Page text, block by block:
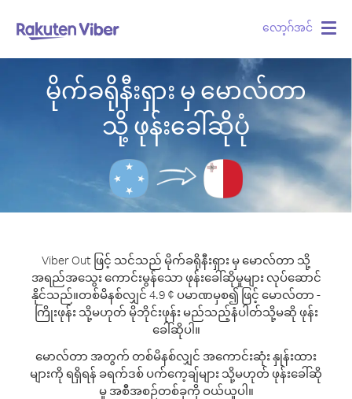
လော့ဂ်အင်
မိုက်ခရိုနီးရှား မှ မောလ်တာ
သို့ ဖုန်းခေါ်ဆိုပုံ
Viber Out ဖြင့် သင်သည် မိုက်ခရိုနီးရှား မှ မောလ်တာ သို့
အရည်အသွေး ကောင်းမွန်သော ဖုန်းခေါ်ဆိုမှုများ လုပ်ဆောင်
နိုင်သည်။တစ်မိနစ်လျှင် 4.9 ¢ ပမာဏမှစ၍ ဖြင့် မောလ်တာ -
ကြိုးဖုန်း သို့မဟုတ် မိုဘိုင်းဖုန်း မည်သည့်နံပါတ်သို့မဆို ဖုန်း
ခေါ်ဆိုပါ။
မောလ်တာ အတွက် တစ်မိနစ်လျှင် အကောင်းဆုံး နှုန်းထား
များကို ရရှိရန် ခရက်ဒစ် ပက်ကေ့ချ်များ သို့မဟုတ် ဖုန်းခေါ်ဆို
မှု အစီအစဉ်တစ်ခုကို ဝယ်ယူပါ။